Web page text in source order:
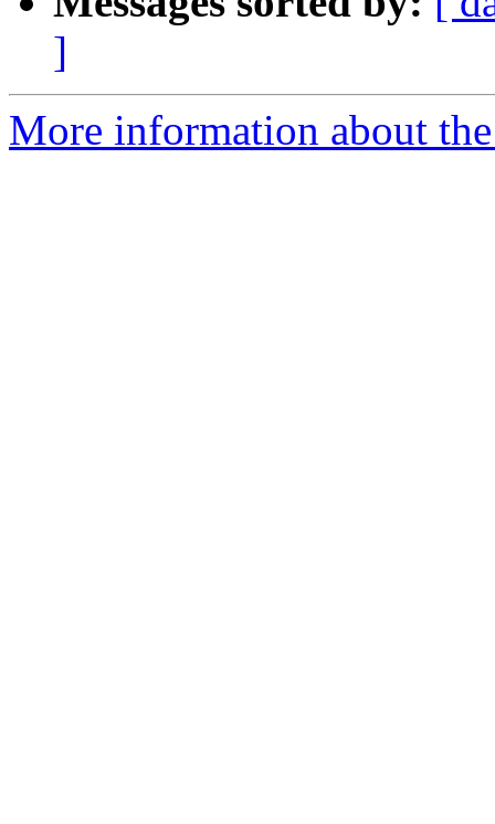
]
More information about